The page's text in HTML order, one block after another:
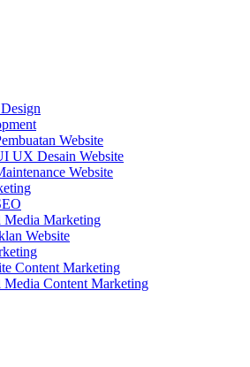
Website
UX Desain Website
Website
Media Marketing
Website
Content Marketing
Media Content Marketing